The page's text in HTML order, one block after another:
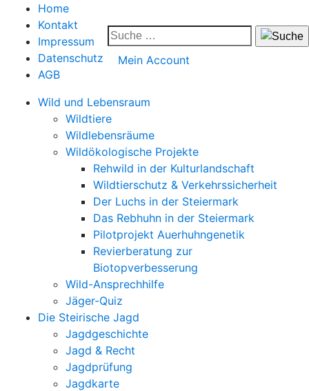
Home
Kontakt
Impressum
Datenschutz
AGB
Mein Account
Wild und Lebensraum
Wildtiere
Wildlebensräume
Wildökologische Projekte
Rehwild in der Kulturlandschaft
Wildtierschutz & Verkehrssicherheit
Der Luchs in der Steiermark
Das Rebhuhn in der Steiermark
Pilotprojekt Auerhuhngenetik
Revierberatung zur
Biotopverbesserung
Wild-Ansprechhilfe
Jäger-Quiz
Die Steirische Jagd
Jagdgeschichte
Jagd & Recht
Jagdprüfung
Jagdkarte